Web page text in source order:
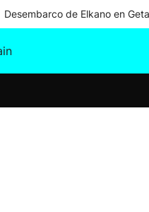
Desembarco de Elkano en